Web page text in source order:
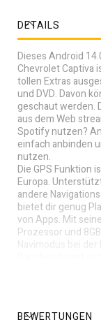
DETAILS
Dieses Android
Chevrolet Captiva
tollen Extras
und DVD. Davon
geschaut werden.
aus dem Web
Spotify nutzen?
einfach anbinden
nutzen.
Die GPS Funktion
Europa.
andere
bietet dir genug
von Apps. Mit
Prozessor und
Navimodus bei der
Daneben findet
Musikhören von
mit integrierter
BEWERTUNGEN